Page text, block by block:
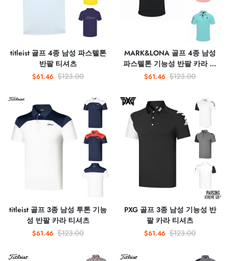
titleist 골프 4종 남성 파스텔톤
반팔 티셔츠
$61.46 $123.00
MARK&LONA 골프 4종 남성
파스텔톤 기능성 반팔 카라 티
셔츠
$61.46 $123.00
titleist 골프 3종 남성 투톤 기능
성 반팔 카라 티셔츠
$61.46 $123.00
PXG 골프 3종 남성 기능성 반
팔 카라 티셔츠
$61.46 $123.00